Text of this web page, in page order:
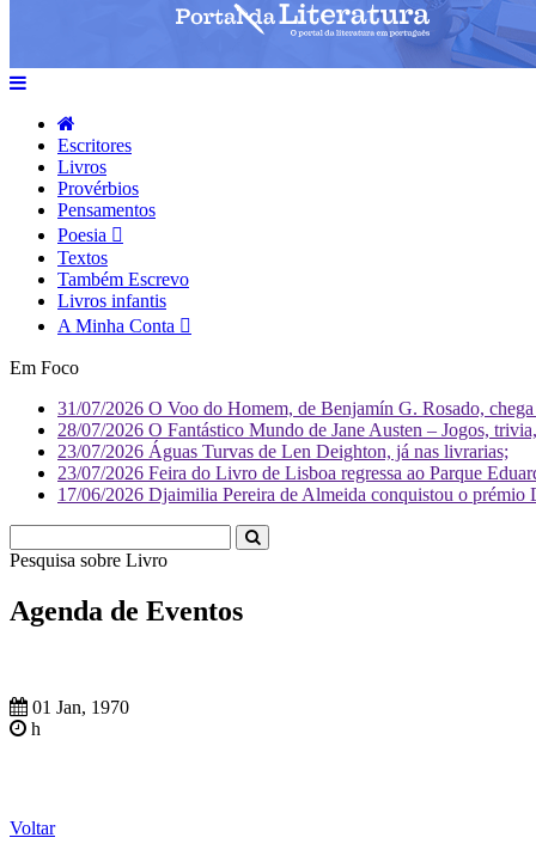
Escritores
Livros
Provérbios
Pensamentos
Poesia
Textos
Também Escrevo
Livros infantis
A Minha Conta
Em Foco
31/07/2026 O Voo do Homem, de Benjamín G. Rosado,
28/07/2026 O Fantástico Mundo de Jane Austen – Jogos,
23/07/2026 Águas Turvas de Len Deighton, já nas livrarias;
23/07/2026 Feira do Livro de Lisboa regressa ao Parque
17/06/2026 Djaimilia Pereira de Almeida conquistou o
Pesquisa sobre Li
Agenda de Eventos
01 Jan, 1970
h
Voltar